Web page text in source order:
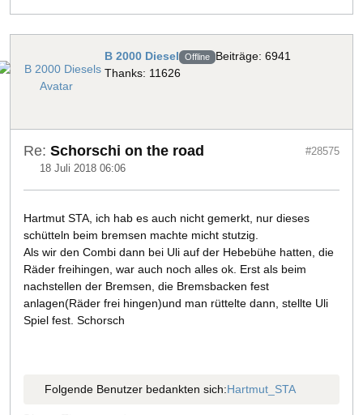
B 2000 Diesel Offline Beiträge: 6941
Thanks: 11626
Re: Schorschi on the road
18 Juli 2018 06:06
#28575
Hartmut STA, ich hab es auch nicht gemerkt, nur dieses
schütteln beim bremsen machte micht stutzig.
Als wir den Combi dann bei Uli auf der Hebebühe hatten, die
Räder freihingen, war auch noch alles ok. Erst als beim
nachstellen der Bremsen, die Bremsbacken fest
anlagen(Räder frei hingen)und man rüttelte dann, stellte Uli
Spiel fest. Schorsch
Folgende Benutzer bedankten sich:Hartmut_STA